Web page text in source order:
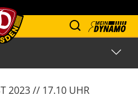
2023 // 17.10 UHR